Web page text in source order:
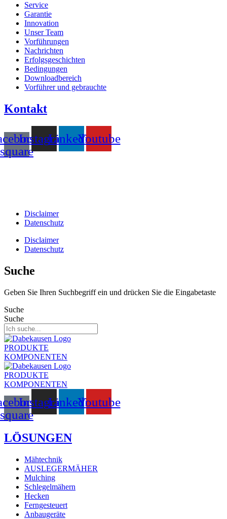
Service
Garantie
Innovation
Unser Team
Vorführungen
Nachrichten
Erfolgsgeschichten
Bedingungen
Downloadbereich
Vorführer und gebrauchte
Kontakt
square
InstagramLinkedinYoutube
Disclaimer
Datenschutz
Disclaimer
Datenschutz
Suche
Geben Sie Ihren Suchbegriff ein und drücken Sie die Eingabetaste
Suche
Suche
PRODUKTE
KOMPONENTEN
PRODUKTE
KOMPONENTEN
square
InstagramLinkedinYoutube
LÖSUNGEN
Mähtechnik
AUSLEGERMÄHER
Mulching
Schlegelmähern
Hecken
Ferngesteuert
Anbaugeräte